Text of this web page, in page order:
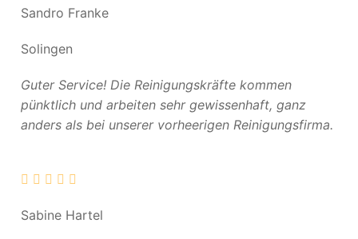
Sandro Franke
Solingen
Guter Service! Die Reinigungskräfte kommen
pünktlich und arbeiten sehr gewissenhaft, ganz
anders als bei unserer vorheerigen Reinigungsfirma.
Sabine Hartel